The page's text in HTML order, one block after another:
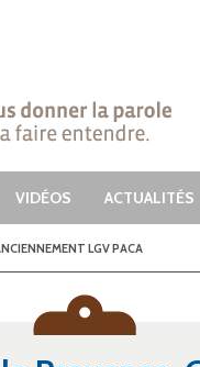
VIDÉOS ACTUALITÉS
LGV PACA